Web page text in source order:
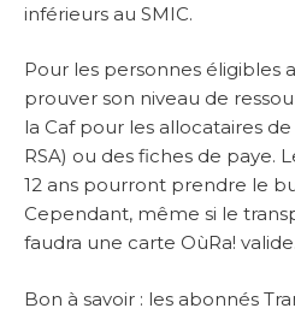
inférieurs au SMIC.
Pour les personnes éligibles
prouver son niveau de
la Caf pour les allocataires
RSA) ou des fiches de paye.
12 ans pourront prendre le
Cependant, même si le
faudra une carte OùRa! valide.
Bon à savoir : les abonnés